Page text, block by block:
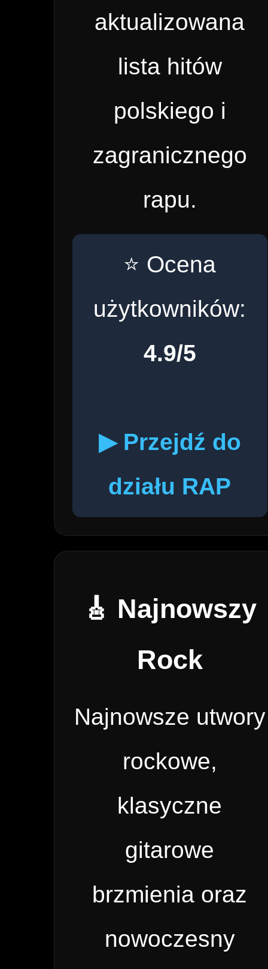
aktualizowana
lista hitów
polskiego i
zagranicznego
rapu.
⭐ Ocena
użytkowników:
4.9/5
▶ Przejdź do
działu RAP
🎸 Najnowszy
Rock
Najnowsze utwory
rockowe,
klasyczne
gitarowe
brzmienia oraz
nowoczesny